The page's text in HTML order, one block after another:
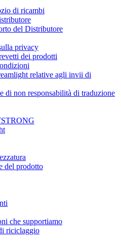
di ricambi
del Distributore
privacy
dei prodotti
relative agli invii di
di non responsabilità di traduzione
del prodotto
che supportiamo
riciclaggio